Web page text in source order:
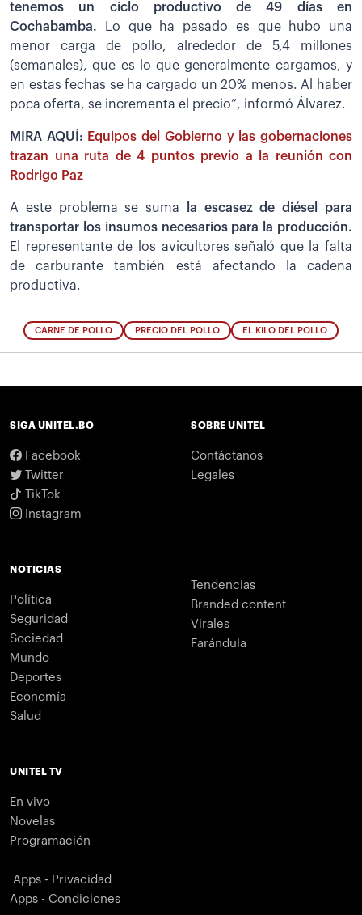
tenemos un ciclo productivo de 49 días en
Cochabamba. Lo que ha pasado es que hubo una
menor carga de pollo, alrededor de 5,4 millones
(semanales), que es lo que generalmente cargamos, y
en estas fechas se ha cargado un 20% menos. Al haber
poca oferta, se incrementa el precio”, informó Álvarez.
MIRA AQUÍ: Equipos del Gobierno y las gobernaciones
trazan una ruta de 4 puntos previo a la reunión con
Rodrigo Paz
A este problema se suma
la escasez de diésel para
transportar los insumos necesarios para la producción.
El representante de los avicultores señaló que la falta
de carburante también está afectando la cadena
productiva.
CARNE DE POLLO PRECIO DEL POLLO EL KILO DEL POLLO
SIGA UNITEL.BO
Facebook
Twitter
TikTok
Instagram
SOBRE UNITEL
Contáctanos
Legales
NOTICIAS
Política
Seguridad
Sociedad
Mundo
Deportes
Economía
Salud
Tendencias
Branded content
Virales
Farándula
UNITEL TV
En vivo
Novelas
Programación
Apps - Privacidad
Apps - Condiciones